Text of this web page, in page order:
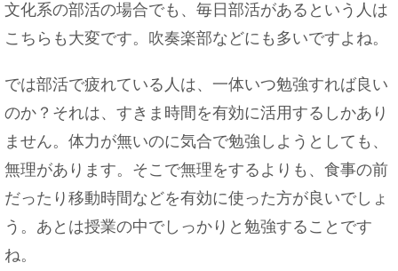
文化系の部活の場合でも、毎日部活があるという人は
こちらも大変です。吹奏楽部などにも多いですよね。
では部活で疲れている人は、一体いつ勉強すれば良い
のか？それは、すきま時間を有効に活用するしかあり
ません。体力が無いのに気合で勉強しようとしても、
無理があります。そこで無理をするよりも、食事の前
だったり移動時間などを有効に使った方が良いでしょ
う。あとは授業の中でしっかりと勉強することです
ね。